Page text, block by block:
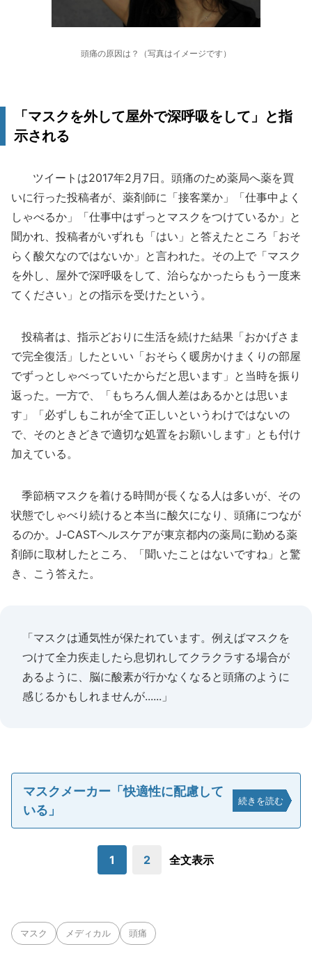
頭痛の原因は？（写真はイメージです）
「マスクを外して屋外で深呼吸をして」と指
示される
ツイートは2017年2月7日。頭痛のため薬局へ薬を買
いに行った投稿者が、薬剤師に「接客業か」「仕事中よく
しゃべるか」「仕事中はずっとマスクをつけているか」と
聞かれ、投稿者がいずれも「はい」と答えたところ「おそ
らく酸欠なのではないか」と言われた。その上で「マスク
を外し、屋外で深呼吸をして、治らなかったらもう一度来
てください」との指示を受けたという。
投稿者は、指示どおりに生活を続けた結果「おかげさま
で完全復活」したといい「おそらく暖房かけまくりの部屋
でずっとしゃべっていたからだと思います」と当時を振り
返った。一方で、「もちろん個人差はあるかとは思いま
す」「必ずしもこれが全て正しいというわけではないの
で、そのときどきで適切な処置をお願いします」とも付け
加えている。
季節柄マスクを着ける時間が長くなる人は多いが、その
状態でしゃべり続けると本当に酸欠になり、頭痛につなが
るのか。J-CASTヘルスケアが東京都内の薬局に勤める薬
剤師に取材したところ、「聞いたことはないですね」と驚
き、こう答えた。
「マスクは通気性が保たれています。例えばマスクを
つけて全力疾走したら息切れしてクラクラする場合が
あるように、脳に酸素が行かなくなると頭痛のように
感じるかもしれませんが......」
マスクメーカー「快適性に配慮して
いる」
続きを読む
1 2 全文表示
マスク メディカル 頭痛